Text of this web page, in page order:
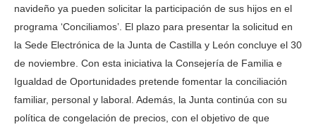
navideño ya pueden solicitar la participación de sus hijos en el
programa ‘Conciliamos’. El plazo para presentar la solicitud en
la Sede Electrónica de la Junta de Castilla y León concluye el 30
de noviembre. Con esta iniciativa la Consejería de Familia e
Igualdad de Oportunidades pretende fomentar la conciliación
familiar, personal y laboral. Además, la Junta continúa con su
política de congelación de precios, con el objetivo de que